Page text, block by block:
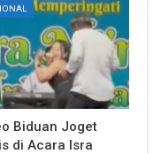
Biduan Joget
di Acara Isra